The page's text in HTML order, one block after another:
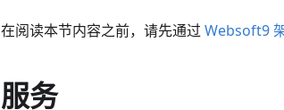
在阅读本节内容之前，请先通过 Websoft9
服务